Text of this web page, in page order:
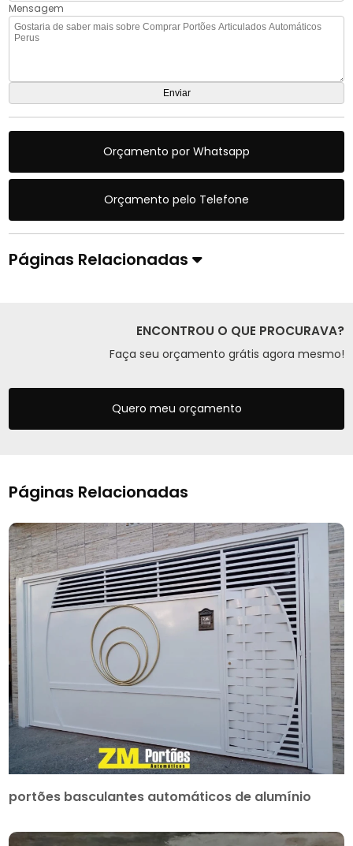
Mensagem
Orçamento por Whatsapp
Orçamento pelo Telefone
Páginas Relacionadas
ENCONTROU O QUE PROCURAVA?
Faça seu orçamento grátis agora mesmo!
Quero meu orçamento
Páginas Relacionadas
portões basculantes automáticos de alumínio